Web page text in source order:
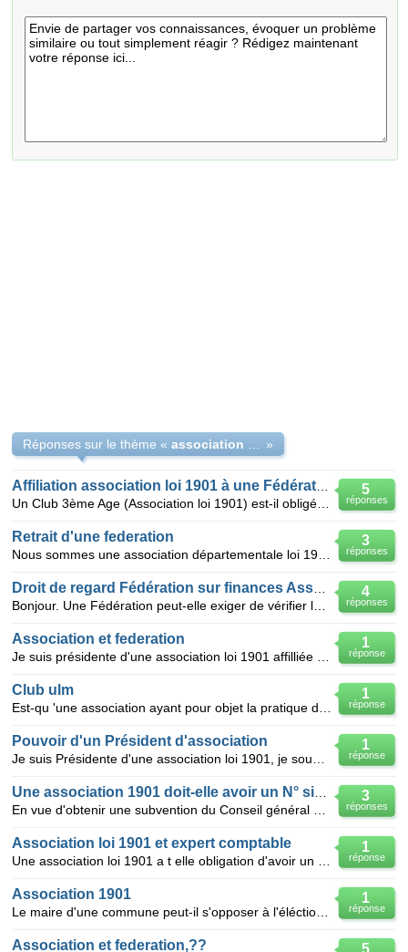
Réponses sur le thème « »
5
réponses
3
réponses
Retrait d'une federation
4
réponses
1
réponse
Association et federation
1
réponse
Club ulm
1
réponse
Pouvoir d'un Président d'association
3
réponses
1
réponse
Association loi 1901 et expert comptable
1
réponse
Association 1901
5
Association et federation,??